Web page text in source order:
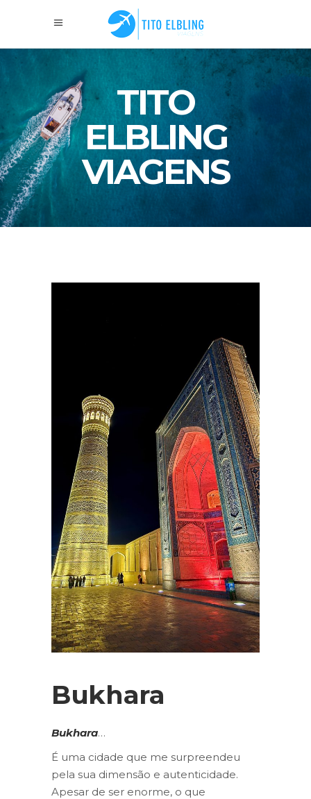
TITO
ELBLING
VIAGENS
Bukhara
Bukhara…
É uma cidade que me surpreendeu
pela sua dimensão e autenticidade.
Apesar de ser enorme, o que